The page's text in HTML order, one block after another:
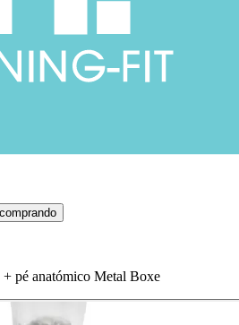
+ pé anatómico Metal Boxe